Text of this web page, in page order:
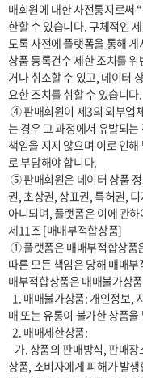
매회원에 대한 사전통지로써
한할 수 있습니다. 구체적인
도록 사전에 플랫폼을 통해
상품 등록건수 제한 조치를
거나 취소할 수 있고, 데이터
요한 조치를 취할 수 있습니다.
는 경우 그 과정에서 유발되
책임을 지지 않으며 이로 인
로 부담해야 합니다.
권, 초상권, 상표권, 특허권,
아니되며, 플랫폼은 이에 관
제11조 [매매부적합상품]
따른 모든 책임은 당해 매매
매부적합상품은 매매불가상
매 또는 유통이 불가한 상품을
  2. 매매제한상품:
상품, 소비자에게 피해가 발